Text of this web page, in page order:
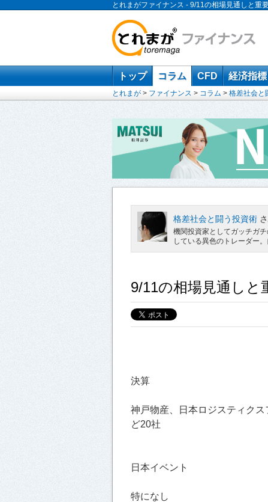
とれまがファイナンス - 9/11の相場見通しと重
トップ コラム CFD 経済指標
とれまが > ファイナンス > コラム > 格差社会と
格差社会と闘う投資術
機関投資家としてガッチガ
している異色のトレーダー
9/11の相場見通しと
決算
神戸物産、日本ロジスティク
ど20社
日本イベント
特になし